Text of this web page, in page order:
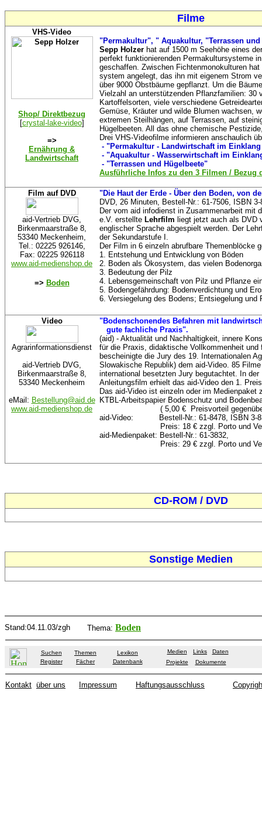
Filme
VHS-Video
Shop/ Direktbezug
[crystal-lake-video]
=>
Ernährung &
Landwirtschaft
"Permakultur", " Aquakultur, "Terrassen
Sepp Holzer hat auf 1500 m Seehöhe eines
perfekt funktionierenden Permakultursysteme
geschaffen. Zwischen Fichtenmonokulturen hat
system angelegt, das ihn mit eigenem Strom
über 9000 Obstbäume gepflanzt. Um die
Vielzahl an unterstützenden Pflanzfamilien: 30
Kartoffelsorten, viele verschiedene
Gemüse, Kräuter und wilde Blumen wachsen,
extremen Steilhängen, auf Terrassen, auf
Hügelbeeten. All das ohne chemische
Drei VHS-Videofilme informieren anschaulich
- "Permakultur - Landwirtschaft im
- "Aquakultur - Wasserwirtschaft im
- "Terrassen und Hügelbeete"
Ausführliche Infos zu den 3 Filmen / Bezug
Film auf DVD
aid-Vertrieb DVG,
Birkenmaarstraße 8,
53340 Meckenheim,
Tel.: 02225 926146,
Fax: 02225 926118
www.aid-medienshop.de
=> Boden
"Die Haut der Erde - Über den Boden, von
DVD, 26 Minuten, Bestell-Nr.: 61-7506, ISBN
Der vom aid infodienst in Zusammenarbeit mit
e.V. erstellte Lehrfilm liegt jetzt auch als DVD
englischer Sprache abgespielt werden. Der
der Sekundarstufe I.
Der Film in 6 einzeln abrufbare Themenblöcke
1. Entstehung und Entwicklung von Böden
2. Boden als Ökosystem, das vielen
3. Bedeutung der Pilz
4. Lebensgemeinschaft von Pilz und Pflanze
5. Bodengefährdung: Bodenverdichtung und
6. Versiegelung des Bodens; Entsiegelung und
Video
Agrarinformationsdienst
aid-Vertrieb DVG,
Birkenmaarstraße 8,
53340 Meckenheim
eMail: Bestellung@aid.de
www.aid-medienshop.de
"Bodenschonendes Befahren mit
gute fachliche Praxis".
(aid) - Aktualität und Nachhaltigkeit, innere
für die Praxis, didaktische Vollkommenheit
bescheinigte die Jury des 19. Internationalen
Slowakische Republik) dem aid-Video. 85
international besetzten Jury begutachtet. In
Anleitungsfilm erhielt das aid-Video den 1.
Das aid-Video ist einzeln oder im Medienpaket
KTBL-Arbeitspapier Bodenschutz und
( 5,00 € Preisvorteil gegenüber
aid-Video: Bestell-Nr.: 61-8478, ISBN 3-
Preis: 18 € zzgl. Porto und
aid-Medienpaket: Bestell-Nr.: 61-3832,
Preis: 29 € zzgl. Porto und
CD-ROM / DVD
Sonstige Medien
Stand:04.11.03/zgh Thema: Boden
Suchen Themen
Lexikon
Register
Fächer Datenbank
Medien Links
Daten
Projekte
Dokumente
Kontakt über uns Impressum Haftungsausschluss